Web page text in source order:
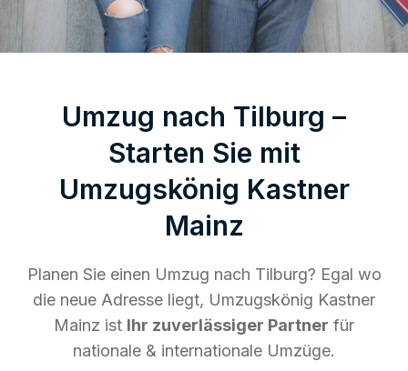
Umzug nach Tilburg –
Starten Sie mit
Umzugskönig Kastner
Mainz
Planen Sie einen Umzug nach Tilburg? Egal wo
die neue Adresse liegt, Umzugskönig Kastner
Mainz ist Ihr zuverlässiger Partner für
nationale & internationale Umzüge.